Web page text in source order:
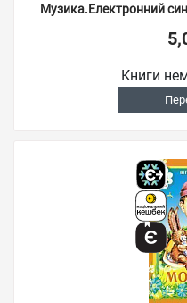
Музика.Електронний
Книги